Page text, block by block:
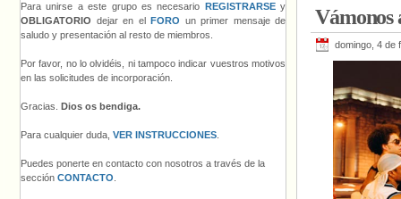
domingo, 4 de
Para unirse a este grupo es necesario REGISTRARSEy
OBLIGATORIO dejar en el FORO un primer mensaje de
saludo y presentación al resto de miembros.
Por favor, no lo olvidéis, ni tampoco indicar vuestros motivos
en las solicitudes de incorporación.
Gracias. Dios os bendiga.
Para cualquier duda, VER INSTRUCCIONES
Puedes ponerte en contacto con nosotros a través de la
sección CONTACTO